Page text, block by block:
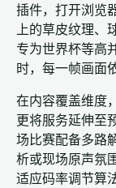
插件，打开浏览
上的草皮纹理、
专为世界杯等高
时，每一帧画面
在内容覆盖维度
更将服务延伸至
场比赛配备多路
析或现场原声氛
适应码率调节算